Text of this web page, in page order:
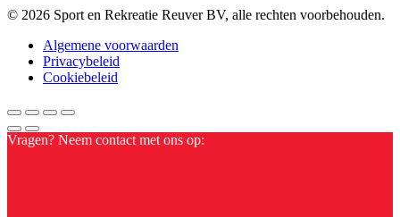
© 2026 Sport en Rekreatie Reuver BV, alle rechten voorbehouden.
Algemene voorwaarden
Privacybeleid
Cookiebeleid
Vragen? Neem contact met ons op: